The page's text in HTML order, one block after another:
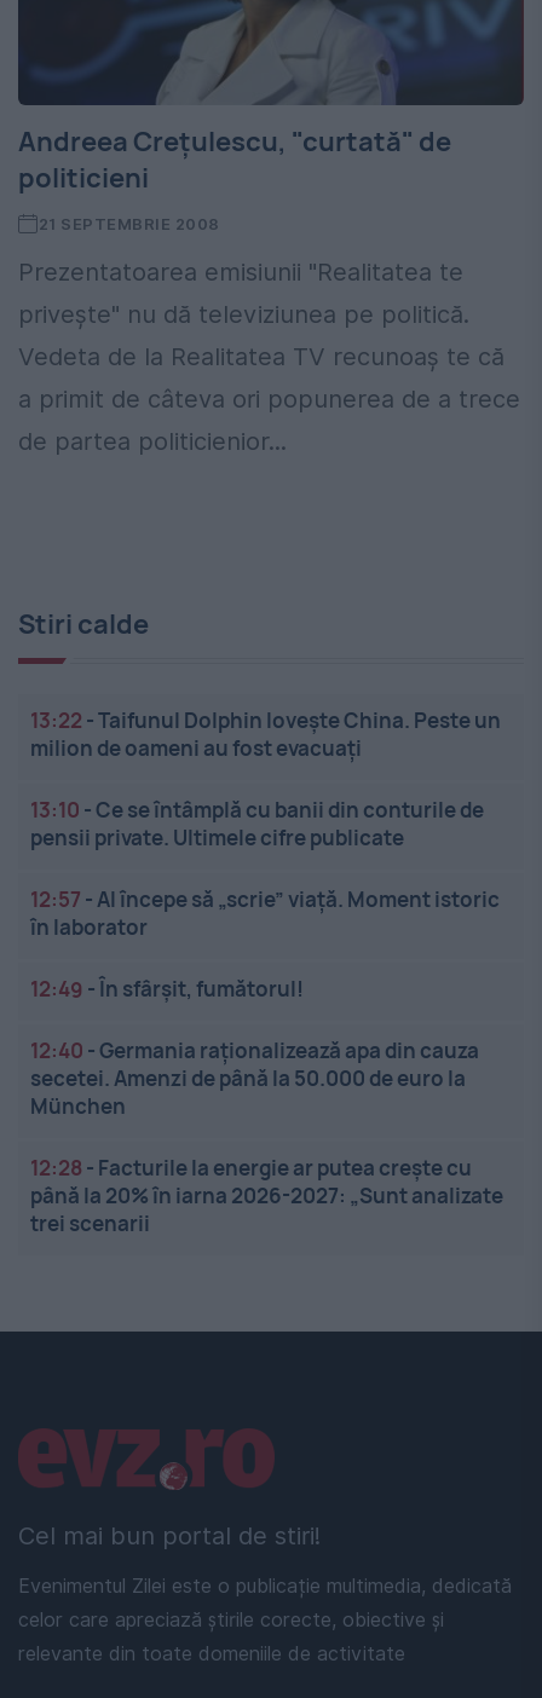
Andreea Creţulescu, "curtată" de
politicieni
21 SEPTEMBRIE 2008
Prezentatoarea emisiunii "Realitatea te
priveşte" nu dă televiziunea pe politică.
Vedeta de la Realitatea TV recunoaş te că
a primit de câteva ori popunerea de a trece
de partea politicienior...
Stiri calde
13:22 -Taifunul Dolphin lovește China. Peste un
milion de oameni au fost evacuați
13:10 -Ce se întâmplă cu banii din conturile de
pensii private. Ultimele cifre publicate
12:57 -AI începe să „scrie” viață. Moment istoric
în laborator
12:49 -În sfârșit, fumătorul!
12:40 -Germania raționalizează apa din cauza
secetei. Amenzi de până la 50.000 de euro la
München
12:28 - Facturile la energie ar putea crește cu
până la 20% în iarna 2026-2027: „Sunt analizate
trei scenarii
Cel mai bun portal de stiri!
Evenimentul Zilei este o publicație multimedia, dedicată
celor care apreciază știrile corecte, obiective și
relevante din toate domeniile de activitate
Linkuri utile